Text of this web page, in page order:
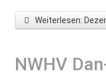
Weiterlesen:
NWHV